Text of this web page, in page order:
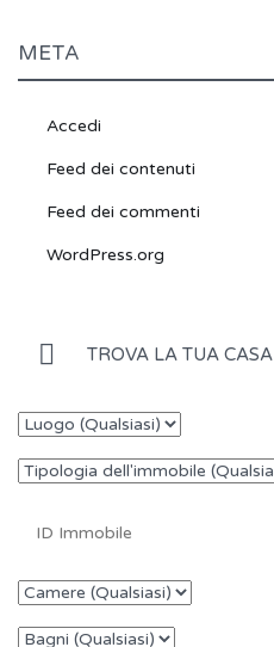
META
Accedi
Feed dei contenuti
Feed dei commenti
WordPress.org
TROVA LA TUA CASA